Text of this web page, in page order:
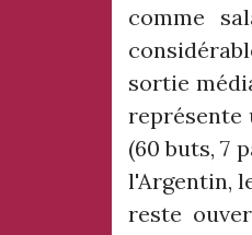
comme
sortie
représente
(60 buts, 7
l'Argentin,
reste